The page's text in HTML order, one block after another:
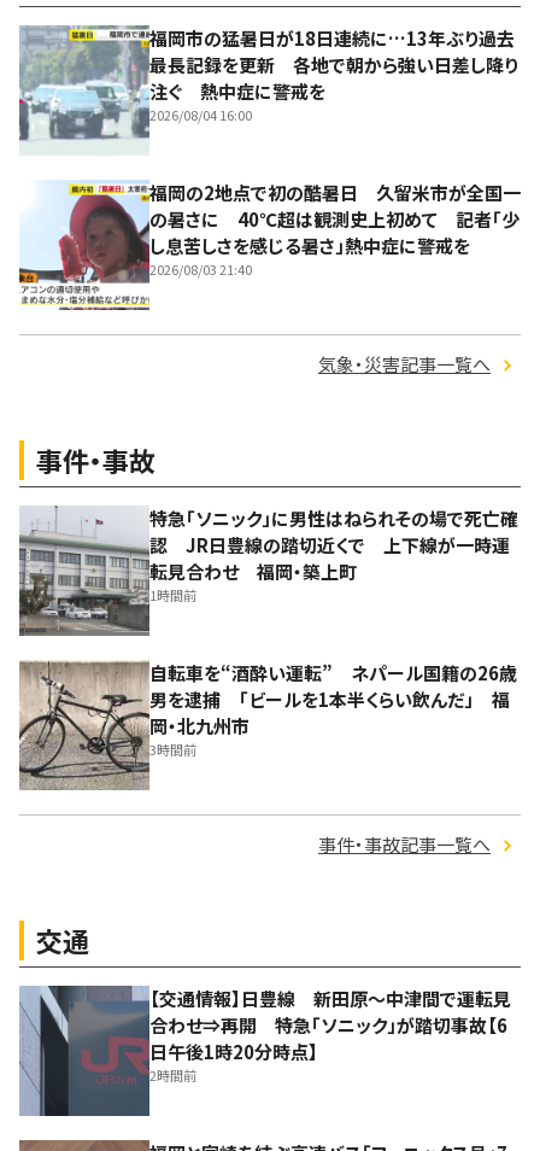
福岡市の猛暑日が18日連続に…13年ぶり過去
最長記録を更新 各地で朝から強い日差し降り
注ぐ 熱中症に警戒を
2026/08/04 16:00
福岡の2地点で初の酷暑日 久留米市が全国一
の暑さに 40℃超は観測史上初めて 記者「少
し息苦しさを感じる暑さ」熱中症に警戒を
2026/08/03 21:40
気象・災害記事一覧へ
事件・事故
特急「ソニック」に男性はねられその場で死亡確
認 JR日豊線の踏切近くで 上下線が一時運
転見合わせ 福岡・築上町
1時間前
自転車を“酒酔い運転” ネパール国籍の26歳
男を逮捕 「ビールを1本半くらい飲んだ」 福
岡・北九州市
3時間前
事件・事故記事一覧へ
交通
【交通情報】日豊線 新田原～中津間で運転見
合わせ⇒再開 特急「ソニック」が踏切事故【6
日午後1時20分時点】
2時間前